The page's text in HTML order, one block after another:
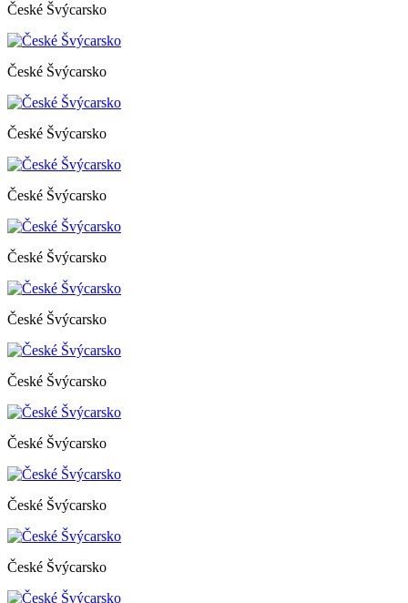
České Švýcarsko
České Švýcarsko
České Švýcarsko
České Švýcarsko
České Švýcarsko
České Švýcarsko
České Švýcarsko
České Švýcarsko
České Švýcarsko
České Švýcarsko